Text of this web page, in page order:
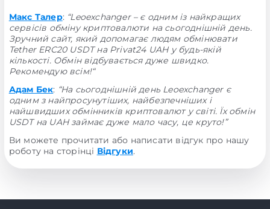
Макс Талер: “Leoexchanger – є одним із найкращих
сервісів обміну криптовалюти на сьогоднішній день.
Зручний сайт, який допомагає людям обмінювати
Tether ERC20 USDT на Privat24 UAH у будь-якій
кількості. Обмін відбувається дуже швидко.
Рекомендую всім!“
Адам Бек: “На сьогоднішній день Leoexchanger є
одним з найпросунутіших, найбезпечніших і
найшвидших обмінників криптовалют у світі. Їх обмін
USDT на UAH займає дуже мало часу, це круто!”
Ви можете прочитати або написати відгук про нашу
роботу на сторінці Відгуки.